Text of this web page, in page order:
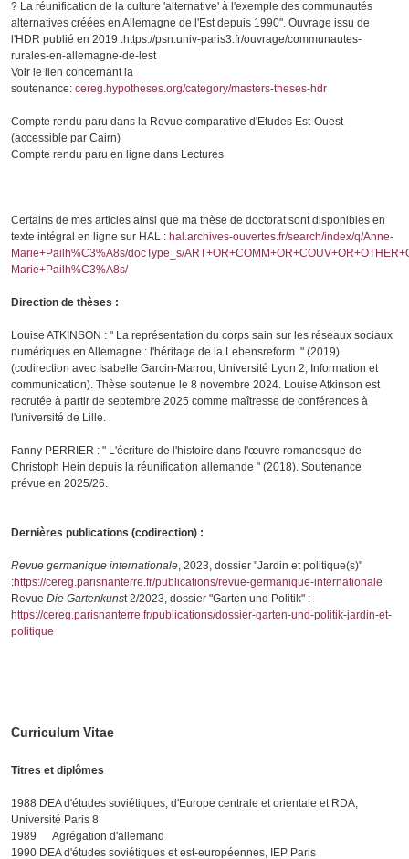
? La réunification de la culture 'alternative' à l'exemple des communautés
alternatives créées en Allemagne de l'Est depuis 1990". Ouvrage issu de
l'HDR publié en 2019 :https://psn.univ-paris3.fr/ouvrage/communautes-
rurales-en-allemagne-de-lest
Voir le lien concernant la
soutenance: cereg.hypotheses.org/category/masters-theses-hdr
Compte rendu paru dans la Revue comparative d'Etudes Est-Ouest
(accessible par Cairn)
Compte rendu paru en ligne dans Lectures
Certains de mes articles ainsi que ma thèse de doctorat sont disponibles en
texte intégral en ligne sur HAL : hal.archives-ouvertes.fr/search/index/q/Anne-
Marie+Pailh%C3%A8s/docType_s/
Marie+Pailh%C3%A8s/
Direction de thèses :
Louise ATKINSON : " La représentation du corps sain sur les réseaux sociaux
numériques en Allemagne : l'héritage de la Lebensreform " (2019)
(codirection avec Isabelle Garcin-Marrou, Université Lyon 2, Information et
communication). Thèse soutenue le 8 novembre 2024. Louise Atkinson est
recrutée à partir de septembre 2025 comme maîtresse de conférences à
l'université de Lille.
Fanny PERRIER : " L'écriture de l'histoire dans l'œuvre romanesque de
Christoph Hein depuis la réunification allemande " (2018). Soutenance
prévue en 2025/26.
Dernières publications (codirection) :
Revue germanique internationale, 2023, dossier "Jardin et politique(s)"
:https://cereg.parisnanterre.fr/publications/revue-germanique-internationale
Revue Die Gartenkunst 2/2023, dossier "Garten und Politik" :
https://cereg.parisnanterre.fr/publications/dossier-garten-und-politik-jardin-et-
politique
Curriculum Vitae
Titres et diplômes
1988 DEA d'études soviétiques, d'Europe centrale et orientale et RDA,
Université Paris 8
1989 Agrégation d'allemand
1990 DEA d'études soviétiques et est-européennes, IEP Paris